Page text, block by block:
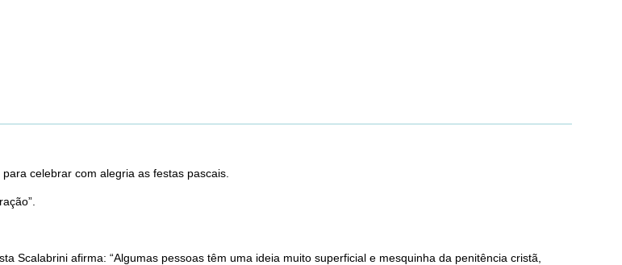
celebrar com alegria as festas pascais.
Scalabrini afirma: “Algumas pessoas têm uma ideia muito superficial e mesquinha da penitência cristã,